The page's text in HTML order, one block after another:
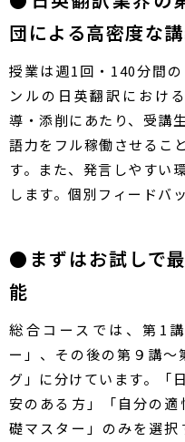
団による高密度な
授業は週1回・140分間
ンルの日英翻訳におけ
導・添削にあたり、受講
語力をフル稼働させるこ
す。また、発言しやすい
します。個別フィードバ
​●​まずはお試しで
能
総合コースでは、第1
ー」、その後の第９講
グ」に分けています。「
安のある方」「自分の
礎マスター」のみを選